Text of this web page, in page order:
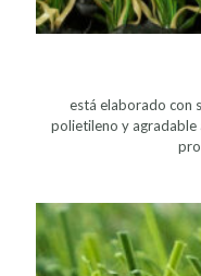
está elaborado con
polietileno y agradable